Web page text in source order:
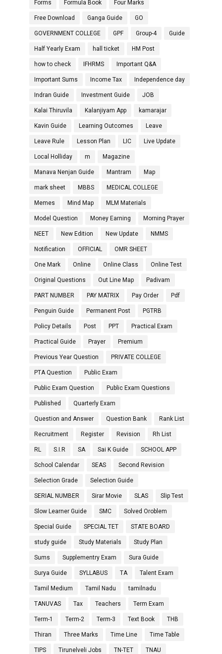
Forms Formula Book Four Marks
Free Download Ganga Guide GO
GOVERNMENT COLLEGE GPF Group-4 Guide
Half Yearly Exam hall ticket HM Post
how to check IFHRMS Important Q&A
Important Sums Income Tax Independence day
Indran Guide Investment Guide JOB
Kalai Thiruvila Kalanjiyam App kamarajar
Kavin Guide Learning Outcomes Leave
Leave Rule Lesson Plan LIC Live Update
Local Holliday m Magazine
Manava Nenjan Guide Mantram Map
mark sheet MBBS MEDICAL COLLEGE
Memes Mind Map MLM Materials
Model Question Money Earning Morning Prayer
NEET New Edition New Update NMMS
Notification OFFICIAL OMR SHEET
One Mark Online Online Class Online Test
Original Questions Out Line Map Padivam
PART NUMBER PAY MATRIX Pay Order Pdf
Penguin Guide Permanent Post PGTRB
Policy Details Post PPT Practical Exam
Practical Guide Prayer Premium
Previous Year Question PRIVATE COLLEGE
PTA Question Public Exam
Public Exam Question Public Exam Questions
Published Quarterly Exam
Question and Answer Question Bank Rank List
Recruitment Register Revision Rh List
RL S.I.R SA Sai K Guide SCHOOL APP
School Calendar SEAS Second Revision
Selection Grade Selection Guide
SERIAL NUMBER Sirar Movie SLAS Slip Test
Slow Learner Guide SMC Solved Oroblem
Special Guide SPECIAL TET STATE BOARD
study guide Study Materials Study Plan
Sums Supplementry Exam Sura Guide
Surya Guide SYLLABUS TA Talent Exam
Tamil Medium Tamil Nadu tamilnadu
TANUVAS Tax Teachers Term Exam
Term-1 Term-2 Term-3 Text Book THB
Thiran Three Marks Time Line Time Table
TIPS Tirunelveli Jobs TN-TET TNAU